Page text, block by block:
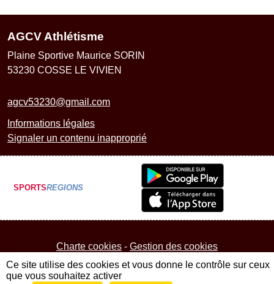
AGCV Athlétisme
Plaine Sportive Maurice SORIN
53230 COSSE LE VIVIEN
agcv53230@gmail.com
Informations légales
Signaler un contenu inapproprié
SPORTSREGIONS
Charte cookies Gestion des cookies
Ce site utilise des cookies et vous donne le contrôle sur ceux
que vous souhaitez activer